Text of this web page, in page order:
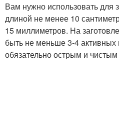
Вам нужно использовать для
длиной не менее 10
15 миллиметров. На
быть не меньше 3-4 активных
обязательно острым и